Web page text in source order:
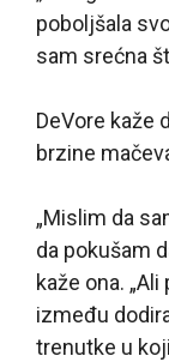
poboljšala
sam srećna
DeVore kaže
brzine
„Mislim da
da pokušam
kaže ona.
između
trenutke u